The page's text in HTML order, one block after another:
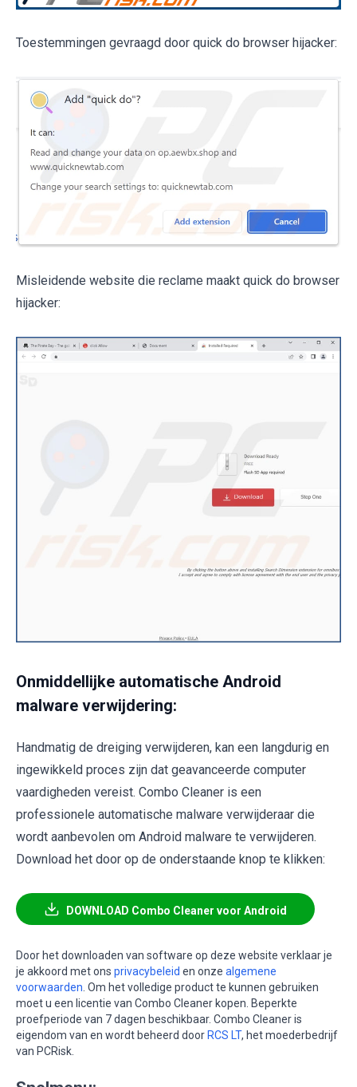
Toestemmingen gevraagd door quick do browser hijacker:
Misleidende website die reclame maakt quick do browser
hijacker:
Onmiddellijke automatische Android
malware verwijdering:
Handmatig de dreiging verwijderen, kan een langdurig en
ingewikkeld proces zijn dat geavanceerde computer
vaardigheden vereist. Combo Cleaner is een
professionele automatische malware verwijderaar die
wordt aanbevolen om Android malware te verwijderen.
Download het door op de onderstaande knop te klikken:
DOWNLOAD Combo Cleaner voor Android
Door het downloaden van software op deze website verklaar je
je akkoord met ons privacybeleid en onze algemene
voorwaarden . Om het volledige product te kunnen gebruiken
moet u een licentie van Combo Cleaner kopen. Beperkte
proefperiode van 7 dagen beschikbaar. Combo Cleaner is
eigendom van en wordt beheerd doorRCS LT, het moederbedrijf
van PCRisk.